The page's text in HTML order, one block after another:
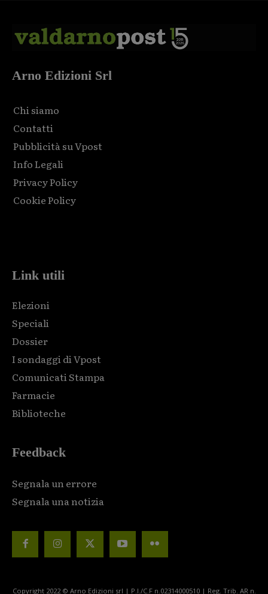
Arno Edizioni Srl
Chi siamo
Contatti
Pubblicità su Vpost
Info Legali
Privacy Policy
Cookie Policy
Link utili
Elezioni
Speciali
Dossier
I sondaggi di Vpost
Comunicati Stampa
Farmacie
Biblioteche
Feedback
Segnala un errore
Segnala una notizia
Copyright 2022 © Arno Edizioni srl | P.I./C.F n.02314000510 | Reg. Trib. AR n.